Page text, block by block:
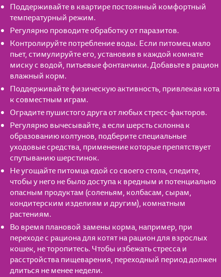
Поддерживайте в квартире постоянный комфортный
температурный режим.
Регулярно проводите обработку от паразитов.
Контролируйте потребление воды. Если питомец мало
пьет, стимулируйте его, установив в каждой комнате
миску с водой, питьевые фонтанчики. Добавьте в рацион
влажный корм.
Поддерживайте физическую активность, привлекая кота
к совместным играм.
Оградите пушистого друга от любых стресс-факторов.
Регулярно вычесывайте, а если шерсть склонна к
образованию колтунов, подберите специальные
уходовые средства, применение которые препятствует
спутыванию шерстинок.
Не угощайте питомца едой со своего стола, следите,
чтобы у него не было доступа к вредным и потенциально
опасным продуктам (соленьям, колбасам, сырам,
кондитерским изделиям и другим), комнатным
растениям.
Во время плановой замены корма, например, при
переходе с рациона для котят на рацион для взрослых
кошек, не торопитесь. Чтобы избежать стресса и
расстройства пищеварения, переходный период должен
длиться не менее недели.